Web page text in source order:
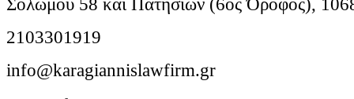
Σολωμού 58 και Πατησίων (6ος Όροφος),
2103301919
info@karagiannislawfirm.gr